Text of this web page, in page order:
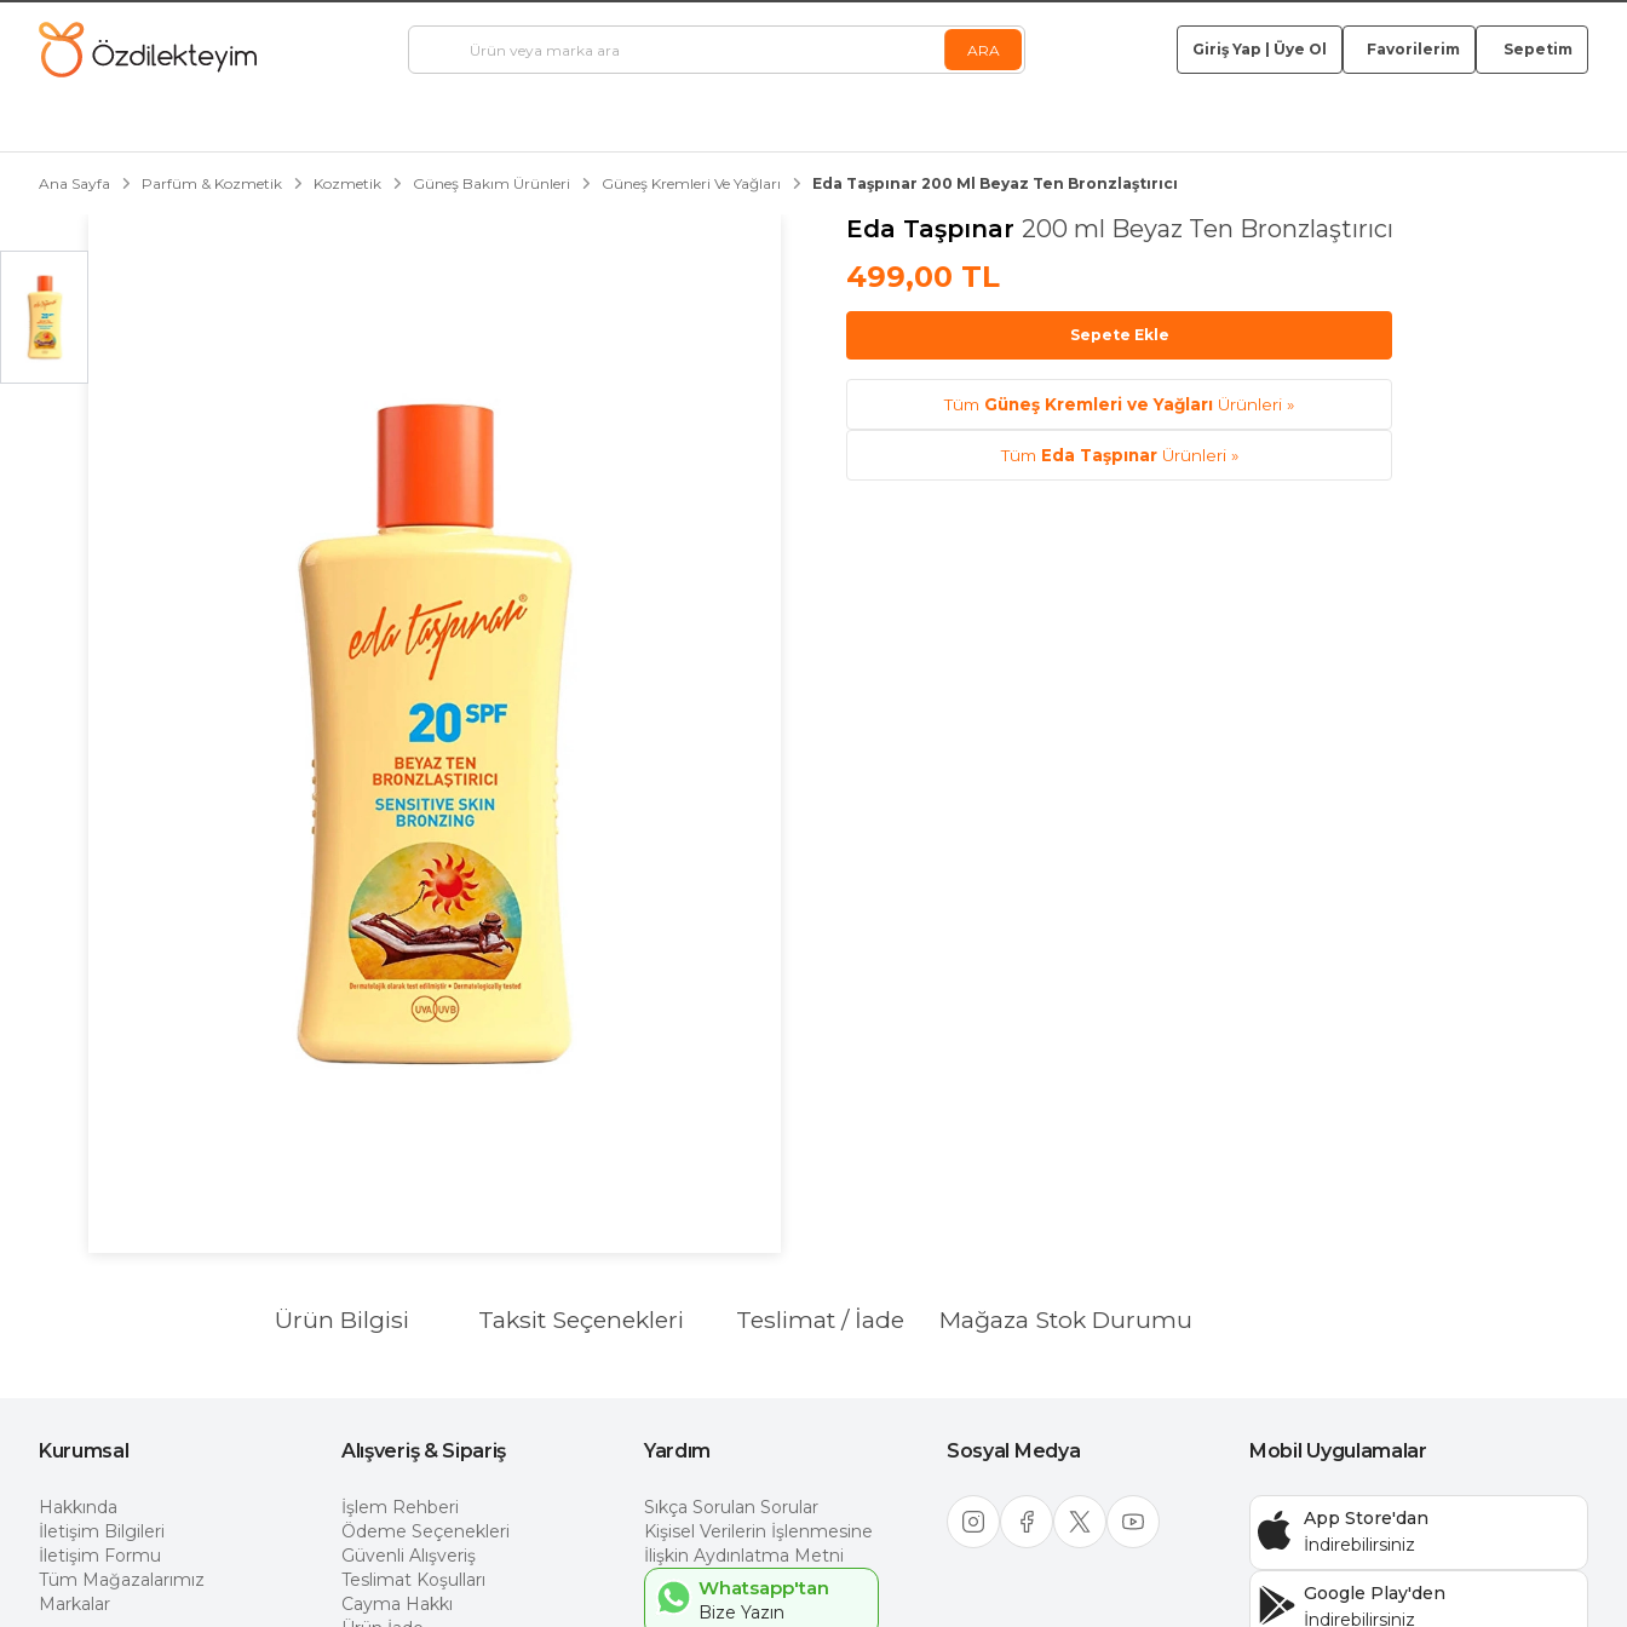
Giriş Yap Üye Ol Favorilerim Sepetim
Ana Sayfa Parfüm & Kozmetik Kozmetik Güneş Bakım Ürünleri Güneş Kremleri Ve Yağları Eda Taşpınar 200 Ml Beyaz Ten Bronzlaştırıcı
Eda Taşpınar 200 ml Beyaz Ten Bronzlaştırıcı
499,00 TL
Sepete Ekle
Tüm Güneş Kremleri ve Yağları Ürünleri »
Tüm Eda TaşpınarÜrünleri »
Ürün Bilgisi Taksit Seçenekleri Teslimat / İade Mağaza Stok Durumu
Kurumsal
Hakkında
İletişim Bilgileri
İletişim Formu
Tüm Mağazalarımız
Markalar
Alışveriş & Sipariş
İşlem Rehberi
Ödeme Seçenekleri
Güvenli Alışveriş
Teslimat Koşulları
Cayma Hakkı
Yardım
Sıkça Sorulan Sorular
Kişisel Verilerin İşlenmesine
İlişkin Aydınlatma Metni
Whatsapp'tan
Sosyal Medya Mobil Uygulamalar
App Store'dan
Google Play'den